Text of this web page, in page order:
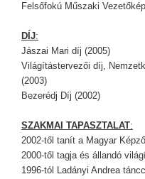
Felsőfokú Műszaki
DÍJ:
Jászai Mari díj (2005)
Világítástervezői díj,
(2003)
Bezerédj Díj (2002)
SZAKMAI TAPASZTALAT:
2002-től tanít a Magyar
2000-től tagja és állandó
1996-tól Ladányi Andrea